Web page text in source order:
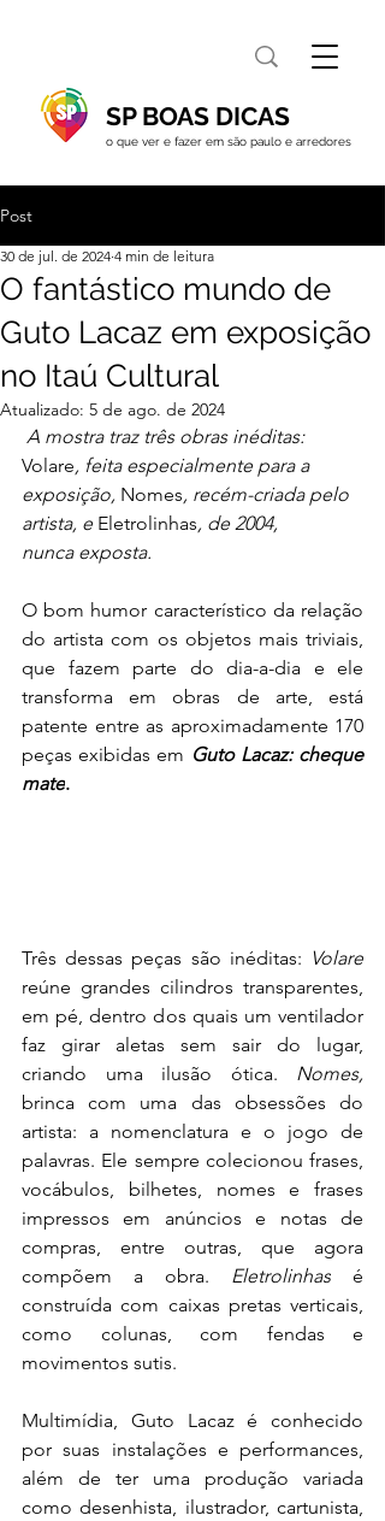
SP BOAS DICAS
o que ver e fazer em são paulo e arredores
Post
O fantástico mundo de
Guto Lacaz em exposição
no Itaú Cultural
30 de jul. de 2024 4 min de leitura
Atualizado: 5 de ago. de 2024
A mostra traz três obras inéditas:
Volare, feita especialmente para a
exposição, Nomes, recém-criada pelo
artista, e Eletrolinhas, de 2004,
nunca exposta.
O bom humor característico da relação
do artista com os objetos mais triviais,
que fazem parte do dia-a-dia e ele
transforma em obras de arte, está
patente entre as aproximadamente 170
peças exibidas em Guto Lacaz: cheque
mate.
Três dessas peças são inéditas: Volare
reúne grandes cilindros transparentes,
em pé, dentro dos quais um ventilador
faz girar aletas sem sair do lugar,
criando uma ilusão ótica. Nomes,
brinca com uma das obsessões do
artista: a nomenclatura e o jogo de
palavras. Ele sempre colecionou frases,
vocábulos, bilhetes, nomes e frases
impressos em anúncios e notas de
compras, entre outras, que agora
compõem a obra. Eletrolinhas é
construída com caixas pretas verticais,
como colunas, com fendas e
movimentos sutis.
Multimídia, Guto Lacaz é conhecido
por suas instalações e performances,
além de ter uma produção variada
como desenhista, ilustrador, cartunista,